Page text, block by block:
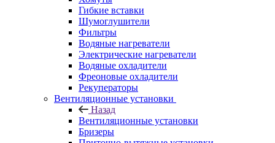
Гибкие вставки
Шумоглушители
Фильтры
Водяные нагреватели
Электрические нагреватели
Водяные охладители
Фреоновые охладители
Рекуператоры
Вентиляционные установки
Назад
Вентиляционные установки
Бризеры